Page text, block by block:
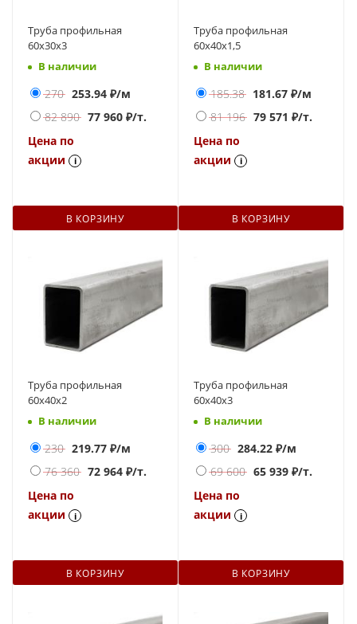
Труба профильная
60х30х3
В наличии
270 253.94 ₽/м
82 890 77 960 ₽/т.
Цена по
акции
i
В КОРЗИНУ
Труба профильная
60х40х1,5
В наличии
185.38 181.67 ₽/м
81 196 79 571 ₽/т.
Цена по
акции
i
В КОРЗИНУ
Труба профильная
60х40х2
В наличии
230 219.77 ₽/м
76 360 72 964 ₽/т.
Цена по
акции
i
В КОРЗИНУ
Труба профильная
60х40х3
В наличии
300 284.22 ₽/м
69 600 65 939 ₽/т.
Цена по
акции
i
В КОРЗИНУ